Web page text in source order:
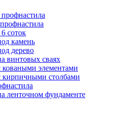
профнастила
соток
камень
дерево
винтовых сваях
коваными элементами
кирпичными столбами
ленточном фундаменте